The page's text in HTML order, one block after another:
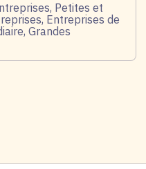
Petites et
Entreprises de
Grandes